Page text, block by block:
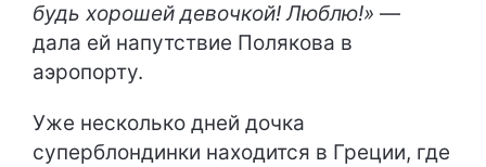
будь хорошей девочкой! Люблю!» —
дала ей напутствие Полякова в
аэропорту.
Уже несколько дней дочка
суперблондинки находится в Греции, где